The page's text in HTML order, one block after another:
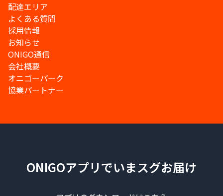
配達エリア
よくある質問
採用情報
お知らせ
ONIGO通信
会社概要
オニゴーパーク
協業パートナー
ONIGOアプリでいまスグお届け